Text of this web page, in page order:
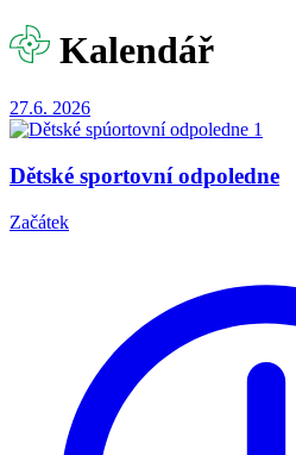
Kalendář
27.6. 2026
Dětské sportovní odpoledne
Začátek